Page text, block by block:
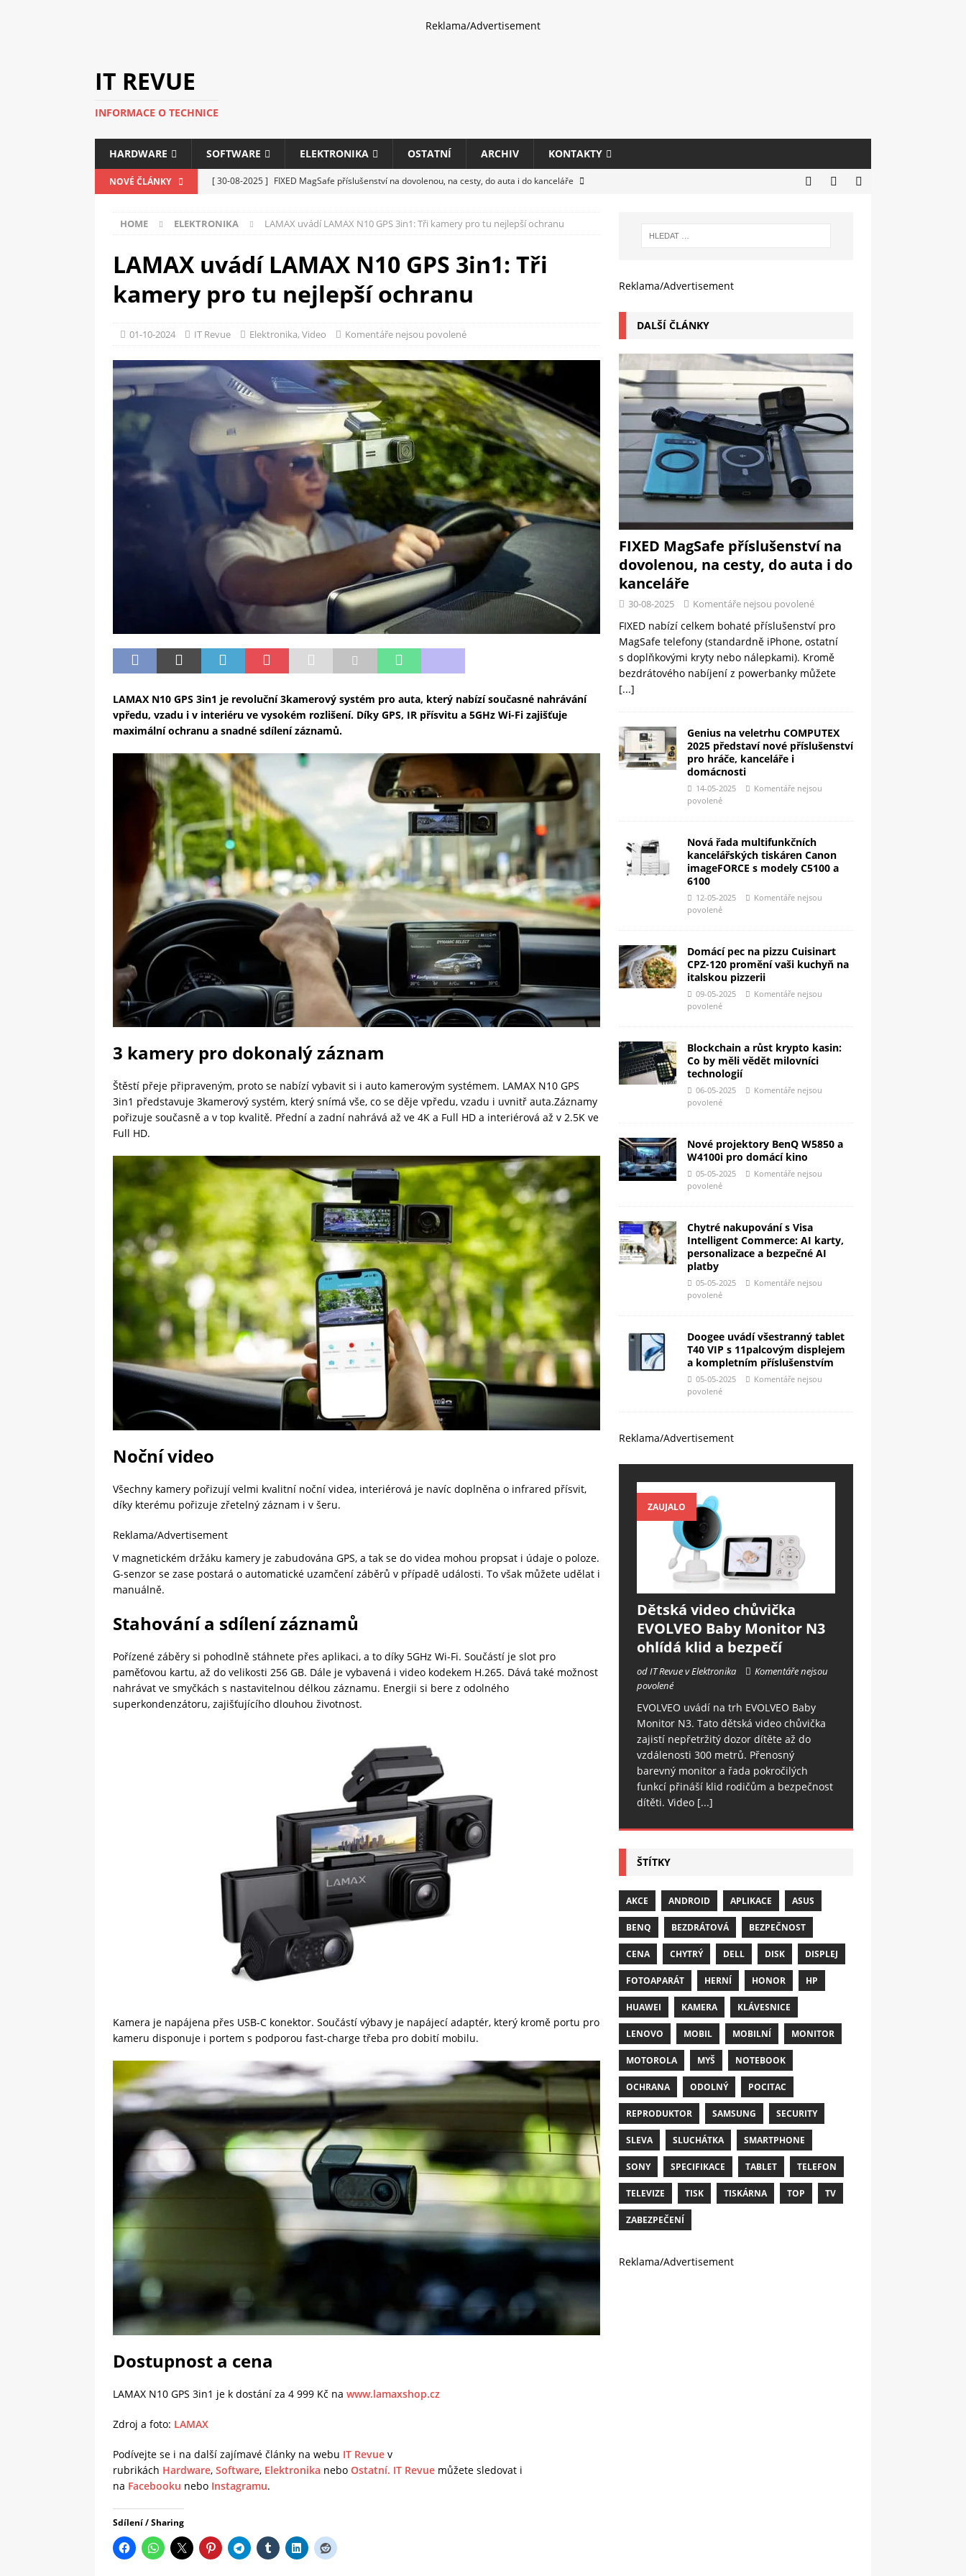
Reklama/Advertisement
IT REVUE
INFORMACE O TECHNICE
HARDWARE SOFTWARE ELEKTRONIKA OSTATNÍ ARCHIV KONTAKTY
NOVÉ ČLÁNKY [ 30-08-2025 ] FIXED MagSafe příslušenství na dovolenou, na cesty, do auta i do kanceláře
[ 14-05-2025 ] Genius na veletrhu COMPUTEX 2025 představí nové příslušenství pro hráče,
kanceláře i domácnosti
HARDWARE
C5100 a 6100
PERIFERIE
[ 06-05-2025 ]
Blockchain a růst krypto kasin: Co by měli vědět milovníci technologií
SOFTWARE
HOME ELEKTRONIKA LAMAX uvádí LAMAX N10 GPS 3in1: Tři kamery pro tu nejlepší ochranu
LAMAX uvádí LAMAX N10 GPS 3in1: Tři
kamery pro tu nejlepší ochranu
01-10-2024 IT Revue Elektronika, Video Komentáře nejsou povolené
LAMAX N10 GPS 3in1 je revoluční 3kamerový systém pro auta, který nabízí současné nahrávání
vpředu, vzadu i v interiéru ve vysokém rozlišení. Díky GPS, IR přísvitu a 5GHz Wi-Fi zajišťuje
maximální ochranu a snadné sdílení záznamů.
3 kamery pro dokonalý záznam
Štěstí přeje připraveným, proto se nabízí vybavit si i auto kamerovým systémem. LAMAX N10 GPS
3in1 představuje 3kamerový systém, který snímá vše, co se děje vpředu, vzadu i uvnitř auta.Záznamy
pořizuje současně a v top kvalitě. Přední a zadní nahrává až ve 4K a Full HD a interiérová až v 2.5K ve
Full HD.
Noční video
Všechny kamery pořizují velmi kvalitní noční videa, interiérová je navíc doplněna o infrared přísvit,
díky kterému pořizuje zřetelný záznam i v šeru.
Reklama/Advertisement
V magnetickém držáku kamery je zabudována GPS, a tak se do videa mohou propsat i údaje o poloze.
G-senzor se zase postará o automatické uzamčení záběrů v případě události. To však můžete udělat i
manuálně.
Stahování a sdílení záznamů
Pořízené záběry si pohodlně stáhnete přes aplikaci, a to díky 5GHz Wi-Fi. Součástí je slot pro
paměťovou kartu, až do velikosti 256 GB. Dále je vybavená i video kodekem H.265. Dává také možnost
nahrávat ve smyčkách s nastavitelnou délkou záznamu. Energii si bere z odolného
superkondenzátoru, zajišťujícího dlouhou životnost.
Kamera je napájena přes USB-C konektor. Součástí výbavy je napájecí adaptér, který kromě portu pro
kameru disponuje i portem s podporou fast-charge třeba pro dobití mobilu.
Dostupnost a cena
LAMAX N10 GPS 3in1 je k dostání za 4 999 Kč na www.lamaxshop.cz
Zdroj a foto: LAMAX
Podívejte se i na další zajímavé články na webu IT Revue v
rubrikách Hardware, Software, Elektronika nebo Ostatní. IT Revue můžete sledovat i
na Facebooku nebo Instagramu.
Sdílení / Sharing
Reklama/Advertisement
DALŠÍ ČLÁNKY
FIXED MagSafe příslušenství na
dovolenou, na cesty, do auta i do
kanceláře
30-08-2025 Komentáře nejsou povolené
FIXED nabízí celkem bohaté příslušenství pro
MagSafe telefony (standardně iPhone, ostatní
s doplňkovými kryty nebo nálepkami). Kromě
bezdrátového nabíjení z powerbanky můžete
[...]
Genius na veletrhu COMPUTEX
2025 představí nové příslušenství
pro hráče, kanceláře i
domácnosti
14-05-2025
Komentáře nejsou
povolené
Nová řada multifunkčních
kancelářských tiskáren Canon
imageFORCE s modely C5100 a
6100
12-05-2025
Komentáře nejsou
povolené
Domácí pec na pizzu Cuisinart
CPZ-120 promění vaši kuchyň na
italskou pizzerii
09-05-2025
Komentáře nejsou
povolené
Blockchain a růst krypto kasin:
Co by měli vědět milovníci
technologií
06-05-2025
Komentáře nejsou
povolené
Nové projektory BenQ W5850 a
W4100i pro domácí kino
05-05-2025
Komentáře nejsou
povolené
Chytré nakupování s Visa
Intelligent Commerce: AI karty,
personalizace a bezpečné AI
platby
05-05-2025
Komentáře nejsou
povolené
Doogee uvádí všestranný tablet
T40 VIP s 11palcovým displejem
a kompletním příslušenstvím
05-05-2025
Komentáře nejsou
povolené
Reklama/Advertisement
ZAUJALO
Dětská video chůvička
EVOLVEO Baby Monitor N3
ohlídá klid a bezpečí
od IT Revue v Elektronika
Komentáře nejsou
povolené
EVOLVEO uvádí na trh EVOLVEO Baby
Monitor N3. Tato dětská video chůvička
zajistí nepřetržitý dozor dítěte až do
vzdálenosti 300 metrů. Přenosný
barevný monitor a řada pokročilých
funkcí přináší klid rodičům a bezpečnost
dítěti. Video [...]
ŠTÍTKY
AKCE ANDROID APLIKACE ASUS
BENQ BEZDRÁTOVÁ BEZPEČNOST
CENA CHYTRÝ DELL DISK DISPLEJ
FOTOAPARÁT HERNÍ HONOR HP
HUAWEI KAMERA KLÁVESNICE
LENOVO MOBIL MOBILNÍ MONITOR
MOTOROLA MYŠ NOTEBOOK
OCHRANA ODOLNÝ POCITAC
REPRODUKTOR SAMSUNG SECURITY
SLEVA SLUCHÁTKA SMARTPHONE
SONY SPECIFIKACE TABLET TELEFON
TELEVIZE TISK TISKÁRNA TOP TV
ZABEZPEČENÍ
Reklama/Advertisement